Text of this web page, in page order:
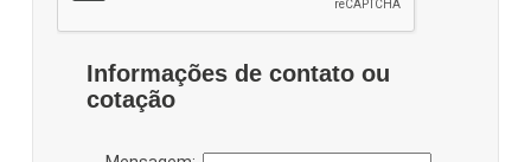
Informações de contato ou
cotação